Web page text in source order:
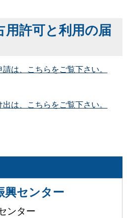
用許可と利用の届
は、こちらをご覧下さい。
は、こちらをご覧下さい。
興センター
ンター